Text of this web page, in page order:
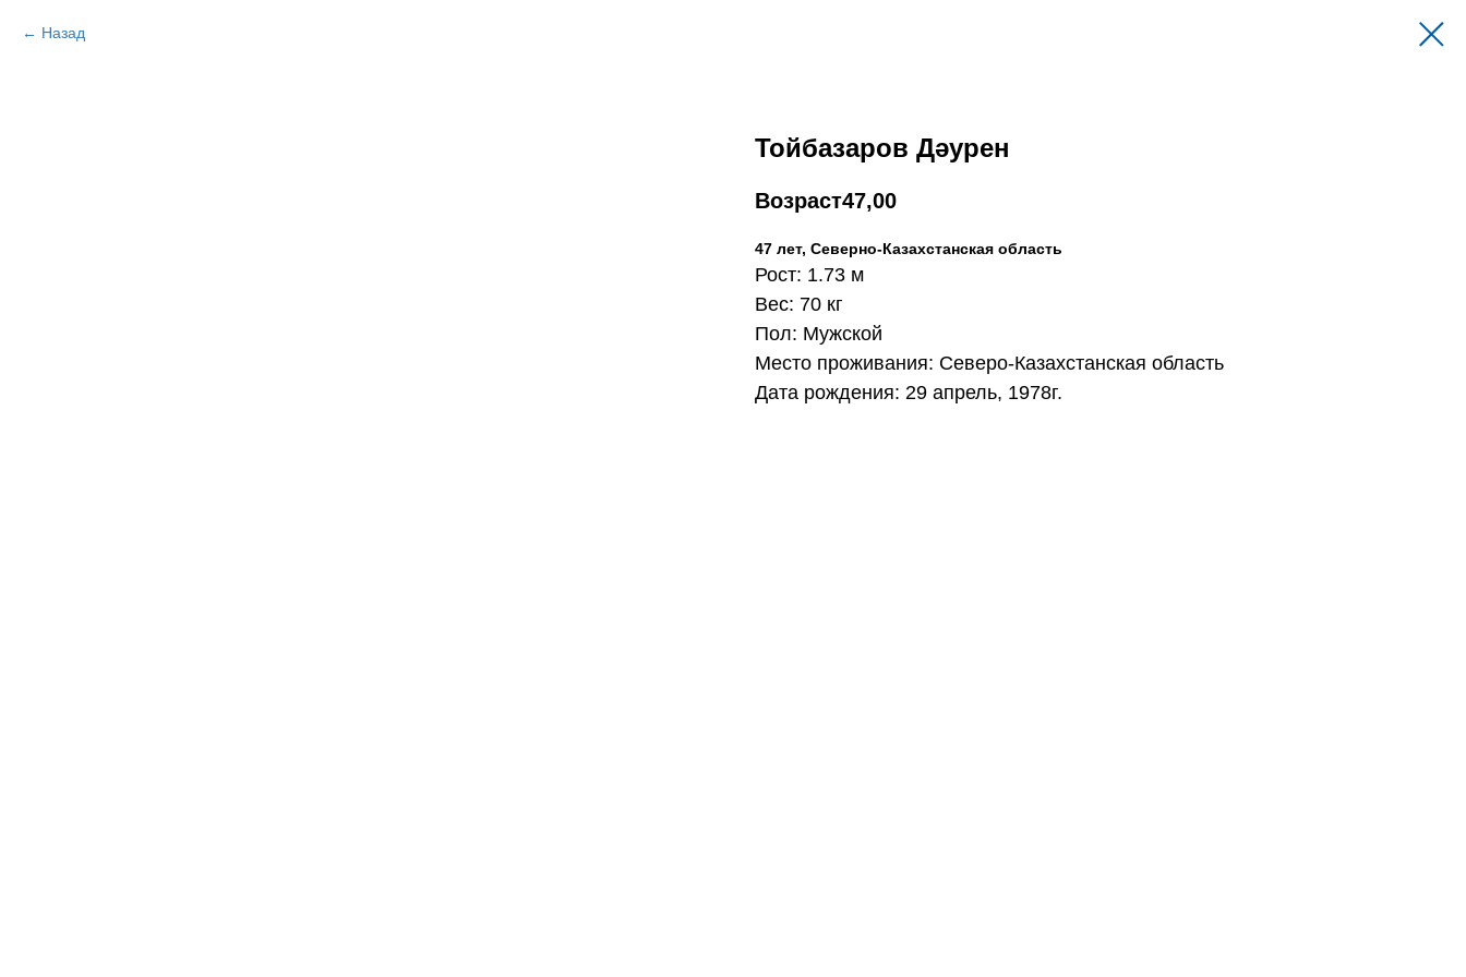
Назад
Тойбазаров Дәурен
Возраст47,00
47 лет, Северно-Казахстанская область
Рост: 1.73 м
Вес: 70 кг
Пол: Мужской
Место проживания: Северо-Казахстанская область
Дата рождения: 29 апрель, 1978г.